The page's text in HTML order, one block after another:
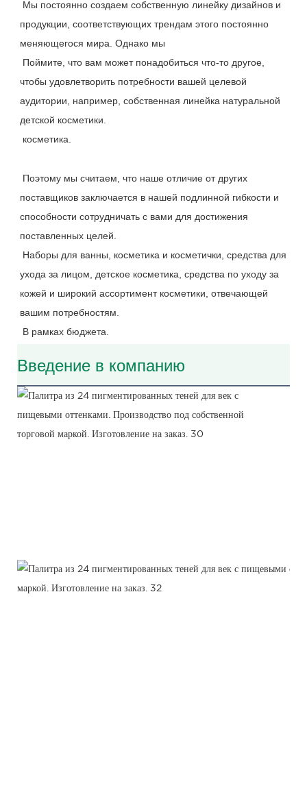
продукции, соответствующих трендам этого постоянно
меняющегося мира. Однако мы
чтобы удовлетворить потребности вашей целевой
аудитории, например, собственная линейка натуральной
детской косметики.
косметика.
поставщиков заключается в нашей подлинной гибкости и
способности сотрудничать с вами для достижения
поставленных целей.
ухода за лицом, детское косметика, средства по уходу за
кожей и широкий ассортимент косметики, отвечающей
вашим потребностям.
В рамках бюджета.
Введение в компанию